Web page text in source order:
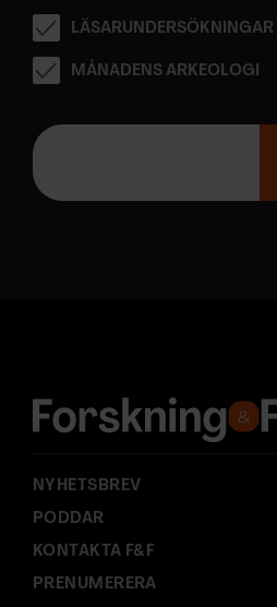
LÄSARUNDERSÖKNINGAR
MÅNADENS ARKEOLOGI
E
p
s
:
NYHETSBREV
PODDAR
KONTAKTA F&F
PRENUMERERA